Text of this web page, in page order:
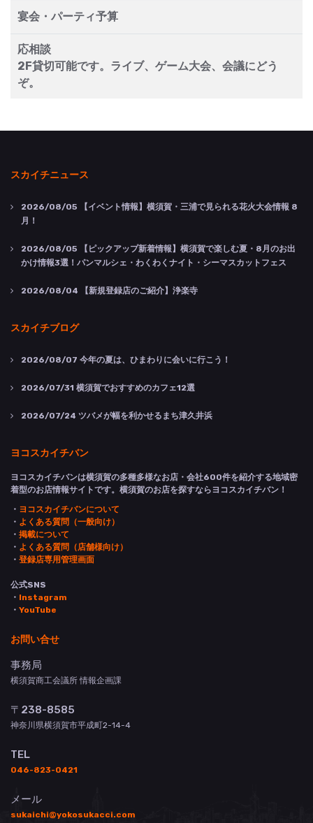
宴会・パーティ予算
応相談
2F貸切可能です。ライブ、ゲーム大会、会議にどう
ぞ。
スカイチニュース
2026/08/05 【イベント情報】横須賀・三浦で見られる花火大会情報 8
月！
2026/08/05 【ピックアップ新着情報】横須賀で楽しむ夏・8月のお出
かけ情報3選！パンマルシェ・わくわくナイト・シーマスカットフェス
2026/08/04 【新規登録店のご紹介】浄楽寺
スカイチブログ
2026/08/07 今年の夏は、ひまわりに会いに行こう！
2026/07/31 横須賀でおすすめのカフェ12選
2026/07/24 ツバメが幅を利かせるまち津久井浜
ヨコスカイチバン
ヨコスカイチバンは横須賀の多種多様なお店・会社600件を紹介する地域密
着型のお店情報サイトです。横須賀のお店を探すならヨコスカイチバン！
・ ヨコスカイチバンについて
・ よくある質問（一般向け）
・ 掲載について
・ よくある質問（店舗様向け）
・ 登録店専用管理画面
公式SNS
・ Instagram
・ YouTube
お問い合せ
事務局
横須賀商工会議所 情報企画課
〒238-8585
神奈川県横須賀市平成町2-14-4
TEL
046-823-0421
メール
sukaichi@yokosukacci.com